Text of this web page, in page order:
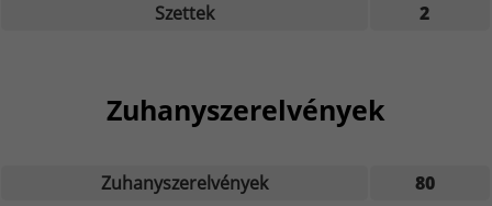
Szettek 2
Zuhanyszerelvények
Zuhanyszerelvények 80